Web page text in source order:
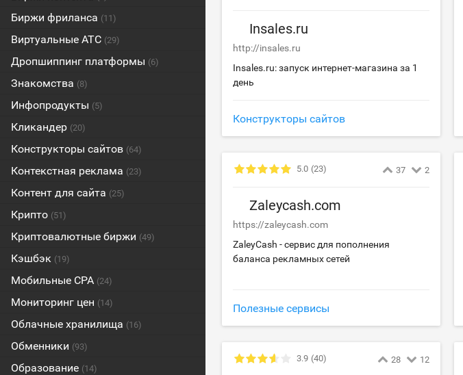
Биржи фриланса (11)
Виртуальные АТС (29)
Дропшиппинг платформы (6)
Знакомства (8)
Инфопродукты (5)
Кликандер (20)
Конструкторы сайтов (64)
Контекстная реклама (23)
Контент для сайта (25)
Крипто (51)
Криптовалютные биржи (49)
Кэшбэк (19)
Мобильные CPA (24)
Мониторинг цен (14)
Облачные хранилища (16)
Обменники (93)
Образование (14)
Insales.ru
http://insales.ru
Insales.ru: запуск интернет-магазина за 1
день
Конструкторы сайтов
5.0 (23) 37 2
Zaleycash.com
https://zaleycash.com
ZaleyCash - сервис для пополнения
баланса рекламных сетей
Полезные сервисы
3.9 (40) 28 12